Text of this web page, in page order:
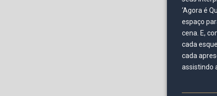
‘Agora é
espaço
cena. E,
cada
cada
assistindo